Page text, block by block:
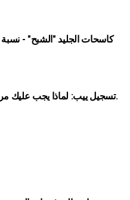
كاسحات الجليد "الشبح" - نسبة
تسجيل ييب: لماذا يجب عليك مراجعة طبيب مختص.